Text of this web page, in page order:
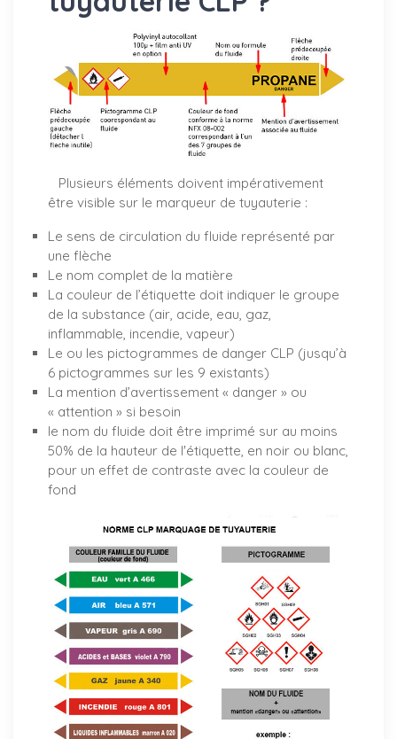
Plusieurs éléments doivent impérativement
être visible sur le marqueur de tuyauterie :
Le sens de circulation du fluide représenté par
une flèche
Le nom complet de la matière
La couleur de l’étiquette doit indiquer le groupe
de la substance (air, acide, eau, gaz,
inflammable, incendie, vapeur)
Le ou les pictogrammes de danger CLP (jusqu’à
6 pictogrammes sur les 9 existants)
La mention d’avertissement « danger » ou
« attention » si besoin
le nom du fluide doit être imprimé sur au moins
50% de la hauteur de l'étiquette, en noir ou blanc,
pour un effet de contraste avec la couleur de
fond